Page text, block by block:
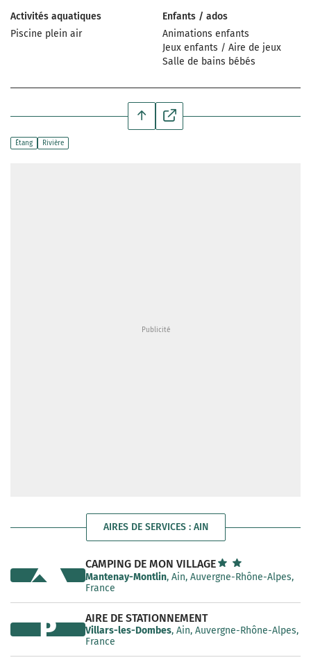
Activités aquatiques
Piscine plein air
Enfants / ados
Animations enfants
Jeux enfants / Aire de jeux
Salle de bains bébés
Étang Rivière
AIRES DE SERVICES : AIN
CAMPING DE MON VILLAGE
Mantenay-Montlin, Ain, Auvergne-Rhône-Alpes,
France
AIRE DE STATIONNEMENT
Villars-les-Dombes, Ain, Auvergne-Rhône-Alpes,
France
P